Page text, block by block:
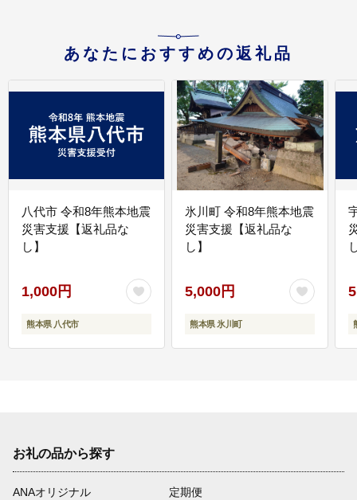
あなたにおすすめの返礼品
八代市 令和8年熊本地震
災害支援【返礼品な
し】
1,000円
熊本県 八代市
氷川町 令和8年熊本地震
災害支援【返礼品な
し】
5,000円
熊本県 氷川町
お礼の品から探す
ANAオリジナル
定期便